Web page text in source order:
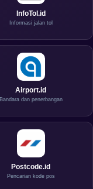
InfoTol.id
Informasi jalan tol
Airport.id
Bandara dan penerbangan
Postcode.id
Pencarian kode pos